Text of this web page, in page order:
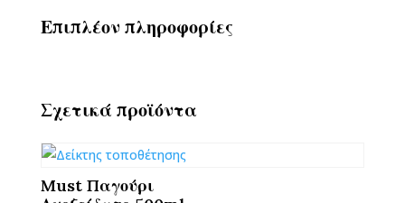
Επιπλέον πληροφορίες
Σχετικά προϊόντα
Must Παγούρι